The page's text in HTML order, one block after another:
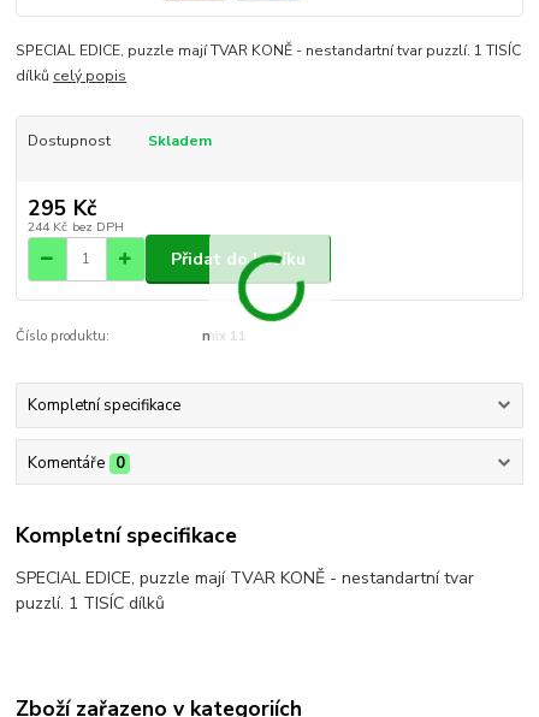
SPECIAL EDICE, puzzle mají TVAR KONĚ - nestandartní tvar puzzlí. 1 TISÍC
dílků celý popis
Dostupnost Skladem
295 Kč
244 Kč bez DPH
Přidat do košíku
Číslo produktu: mix 11
Kompletní specifikace
Komentáře 0
Kompletní specifikace
SPECIAL EDICE, puzzle mají TVAR KONĚ - nestandartní tvar
puzzlí. 1 TISÍC dílků
Zboží zařazeno v kategoriích